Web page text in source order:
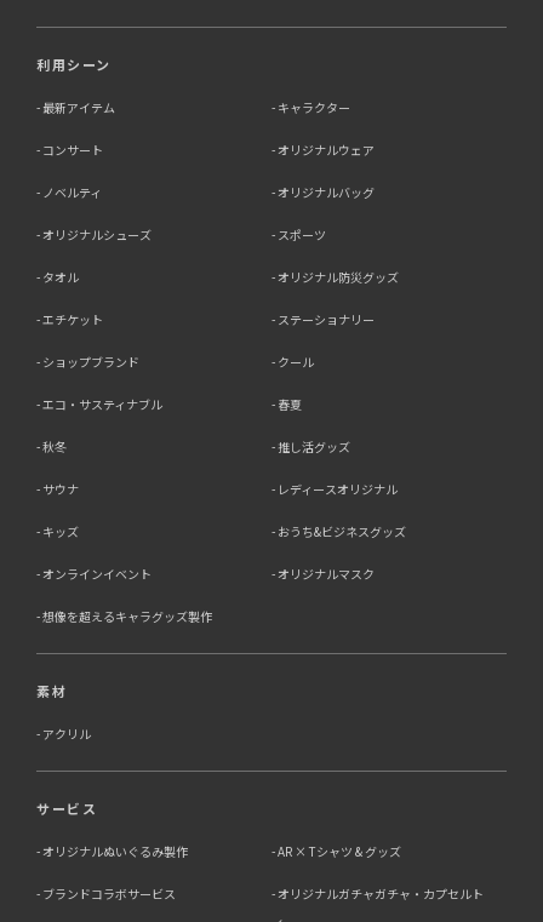
利用シーン
最新アイテム キャラクター
コンサート オリジナルウェア
ノベルティ オリジナルバッグ
オリジナルシューズ スポーツ
タオル オリジナル防災グッズ
エチケット ステーショナリー
ショップブランド クール
エコ・サスティナブル 春夏
秋冬 推し活グッズ
サウナ レディースオリジナル
キッズ おうち&ビジネスグッズ
オンラインイベント オリジナルマスク
想像を超えるキャラグッズ製作
素材
アクリル
サービス
オリジナルぬいぐるみ製作 AR × Tシャツ & グッズ
ブランドコラボサービス
オリジナルガチャガチャ・カプセルト